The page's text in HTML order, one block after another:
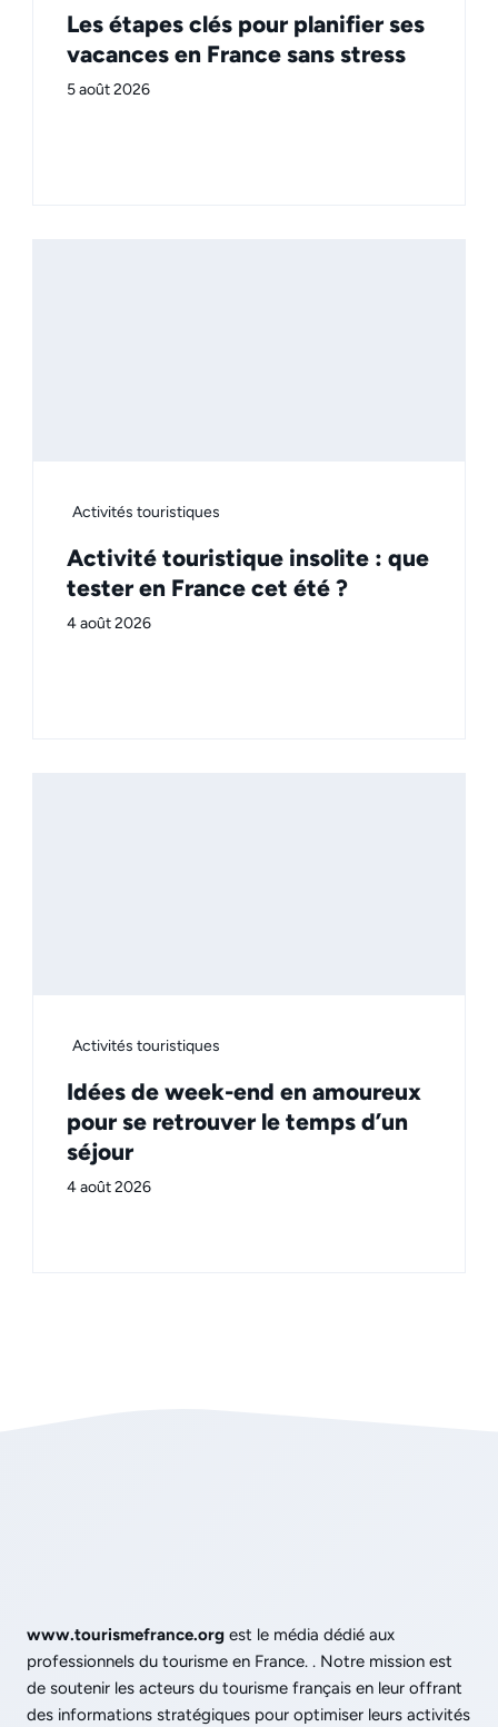
Les étapes clés pour planifier ses
vacances en France sans stress
5 août 2026
Activités touristiques
Activité touristique insolite : que
tester en France cet été ?
4 août 2026
Activités touristiques
Idées de week-end en amoureux
pour se retrouver le temps d’un
séjour
4 août 2026
www.tourismefrance.org est le média dédié aux
professionnels du tourisme en France. . Notre mission est
de soutenir les acteurs du tourisme français en leur offrant
des informations stratégiques pour optimiser leurs activités